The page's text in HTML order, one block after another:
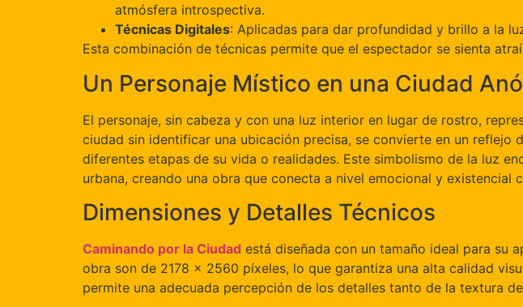
atmósfera introspectiva.
Técnicas Digitales: Aplicadas para dar profundidad y brillo a la
Esta combinación de técnicas permite que el espectador se sienta
Un Personaje Místico en una Ciudad
El personaje, sin cabeza y con una luz interior en lugar de rostro,
ciudad sin identificar una ubicación precisa, se convierte en un reflejo
diferentes etapas de su vida o realidades. Este simbolismo de la luz
urbana, creando una obra que conecta a nivel emocional y existencial
Dimensiones y Detalles Técnicos
Caminando por la Ciudad está diseñada con un tamaño ideal para su
obra son de 2178 x 2560 píxeles, lo que garantiza una alta calidad
permite una adecuada percepción de los detalles tanto de la textura